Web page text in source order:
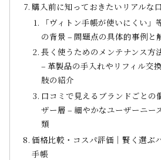
購入前に知っておきたいリアルな
「ヴィトン手帳が使いにくい
の背景 – 問題点の具体的事例と
長く使うためのメンテナンス方
– 革製品の手入れやリフィル交
肢の紹介
口コミで見えるブランドごとの
ザー層 – 細やかなユーザーニー
類
価格比較・コスパ評価｜賢く選ぶ
手帳